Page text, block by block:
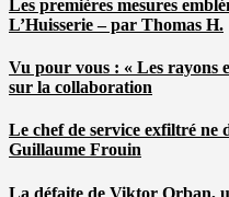
Les premières mesures
L’Huisserie – par Thomas H.
Vu pour vous : « Les rayons
sur la collaboration
Le chef de service exfiltré
Guillaume Frouin
La défaite de Viktor Orban,